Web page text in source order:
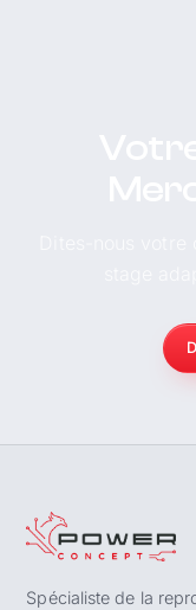
Spécialiste de la